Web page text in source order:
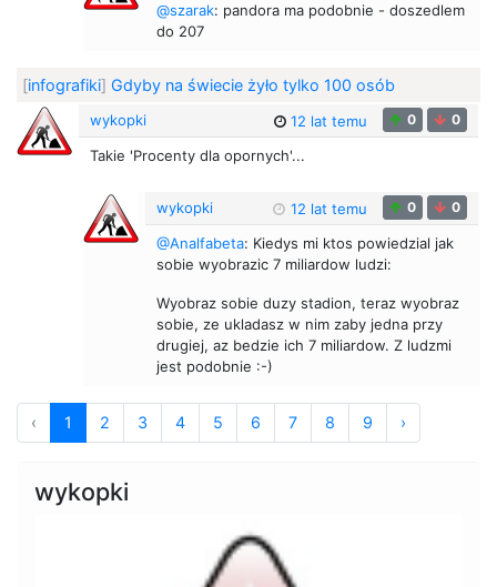
@szarak: pandora ma podobnie - doszedlem
do 207
[infografiki] Gdyby na świecie żyło tylko 100 osób
wykopki 12 lat temu 0 0
Takie 'Procenty dla opornych'...
wykopki 12 lat temu 0 0
@Analfabeta: Kiedys mi ktos powiedzial jak
sobie wyobrazic 7 miliardow ludzi:
Wyobraz sobie duzy stadion, teraz wyobraz
sobie, ze ukladasz w nim zaby jedna przy
drugiej, az bedzie ich 7 miliardow. Z ludzmi
jest podobnie :-)
‹ 1 2 3 4 5 6 7 8 9 ›
wykopki